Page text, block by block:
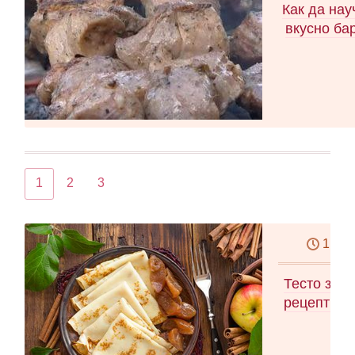
Как да
вкусно
1 2 3
1,5
Тесто за
рецепти